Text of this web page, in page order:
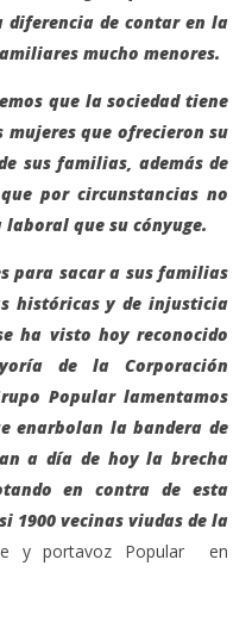
diferencia de contar en la
mucho menores.
que la sociedad tiene
mujeres que ofrecieron su
sus familias, además de
por circunstancias no
que su cónyuge.
para sacar a sus familias
históricas y de injusticia
ha visto hoy reconocido
de la Corporación
Popular lamentamos
enarbolan la bandera de
a día de hoy la brecha
en contra de esta
vecinas viudas de la
y portavoz Popular en